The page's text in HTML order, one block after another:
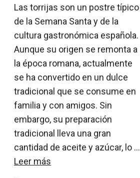
Las torrijas son un postre típico
de la Semana Santa y de la
cultura gastronómica española.
Aunque su origen se remonta a
la época romana, actualmente
se ha convertido en un dulce
tradicional que se consume en
familia y con amigos. Sin
embargo, su preparación
tradicional lleva una gran
cantidad de aceite y azúcar, lo …
Leer más